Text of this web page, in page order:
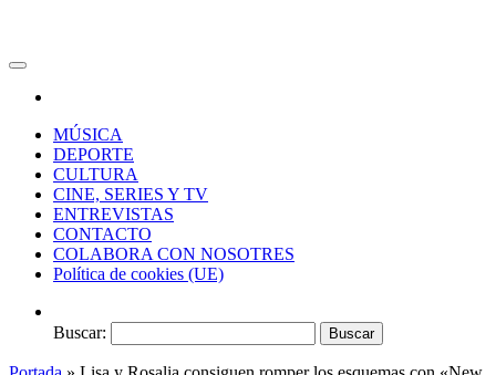
MÚSICA
DEPORTE
CULTURA
CINE, SERIES Y TV
ENTREVISTAS
CONTACTO
COLABORA CON NOSOTRES
Política de cookies (UE)
Buscar: